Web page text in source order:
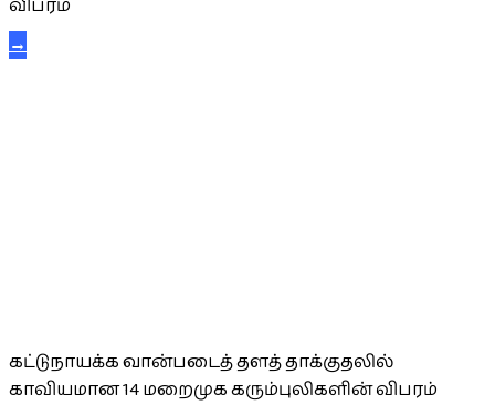
விபரம்
→
கட்டுநாயக்க வான்படைத் தளத் தாக்குதலில்
காவியமான 14 மறைமுக கரும்புலிகளின் விபரம்